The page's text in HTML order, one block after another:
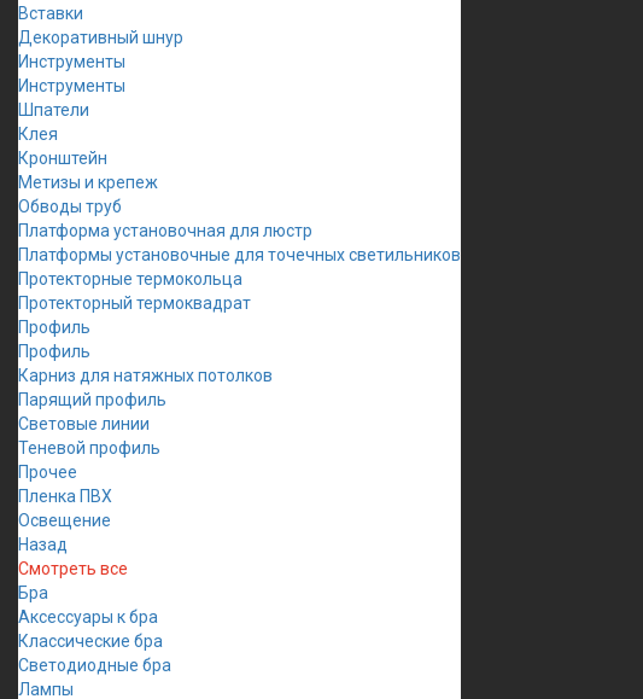
Вставки
Декоративный шнур
Инструменты
Инструменты
Шпатели
Клея
Кронштейн
Метизы и крепеж
Обводы труб
Платформа установочная для люстр
Платформы установочные для точечных светильников
Протекторные термокольца
Протекторный термоквадрат
Профиль
Профиль
Карниз для натяжных потолков
Парящий профиль
Световые линии
Теневой профиль
Прочее
Пленка ПВХ
Освещение
Назад
Смотреть все
Бра
Аксессуары к бра
Классические бра
Светодиодные бра
Лампы